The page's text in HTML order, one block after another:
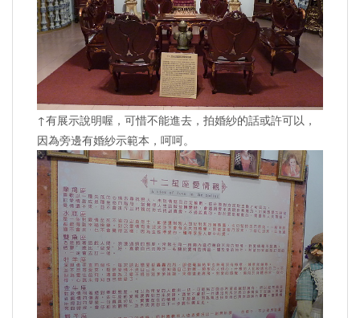
↑有展示說明喔，可惜不能進去，拍婚紗的話或許可以，
因為旁邊有婚紗示範本，呵呵。